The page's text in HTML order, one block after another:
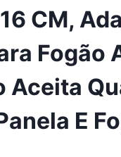
CM,
Fogão
Aceita
E